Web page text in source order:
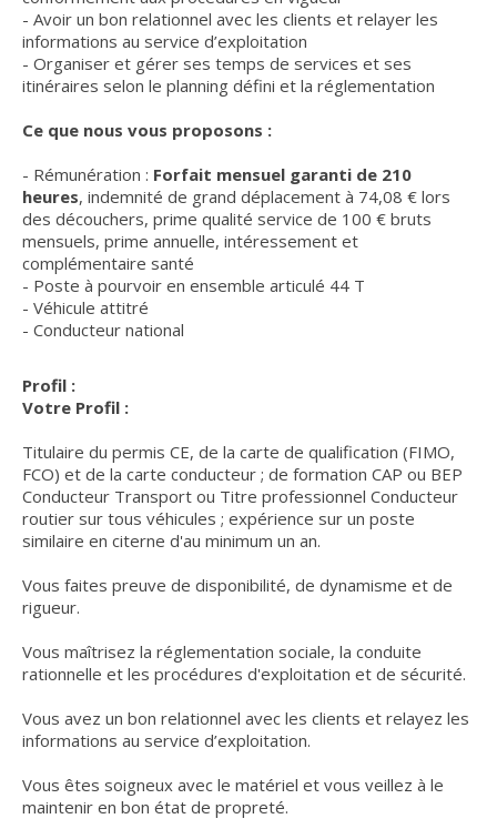
- Avoir un bon relationnel avec les clients et relayer les
informations au service d’exploitation
- Organiser et gérer ses temps de services et ses
itinéraires selon le planning défini et la réglementation
Ce que nous vous proposons :
- Rémunération : Forfait mensuel garanti de 210
heures, indemnité de grand déplacement à 74,08 € lors
des découchers, prime qualité service de 100 € bruts
mensuels, prime annuelle, intéressement et
complémentaire santé
- Poste à pourvoir en ensemble articulé 44 T
- Véhicule attitré
- Conducteur national
Profil :
Votre Profil :
Titulaire du permis CE, de la carte de qualification (FIMO,
FCO) et de la carte conducteur ; de formation CAP ou BEP
Conducteur Transport ou Titre professionnel Conducteur
routier sur tous véhicules ; expérience sur un poste
similaire en citerne d'au minimum un an.
Vous faites preuve de disponibilité, de dynamisme et de
rigueur.
Vous maîtrisez la réglementation sociale, la conduite
rationnelle et les procédures d'exploitation et de sécurité.
Vous avez un bon relationnel avec les clients et relayez les
informations au service d’exploitation.
Vous êtes soigneux avec le matériel et vous veillez à le
maintenir en bon état de propreté.